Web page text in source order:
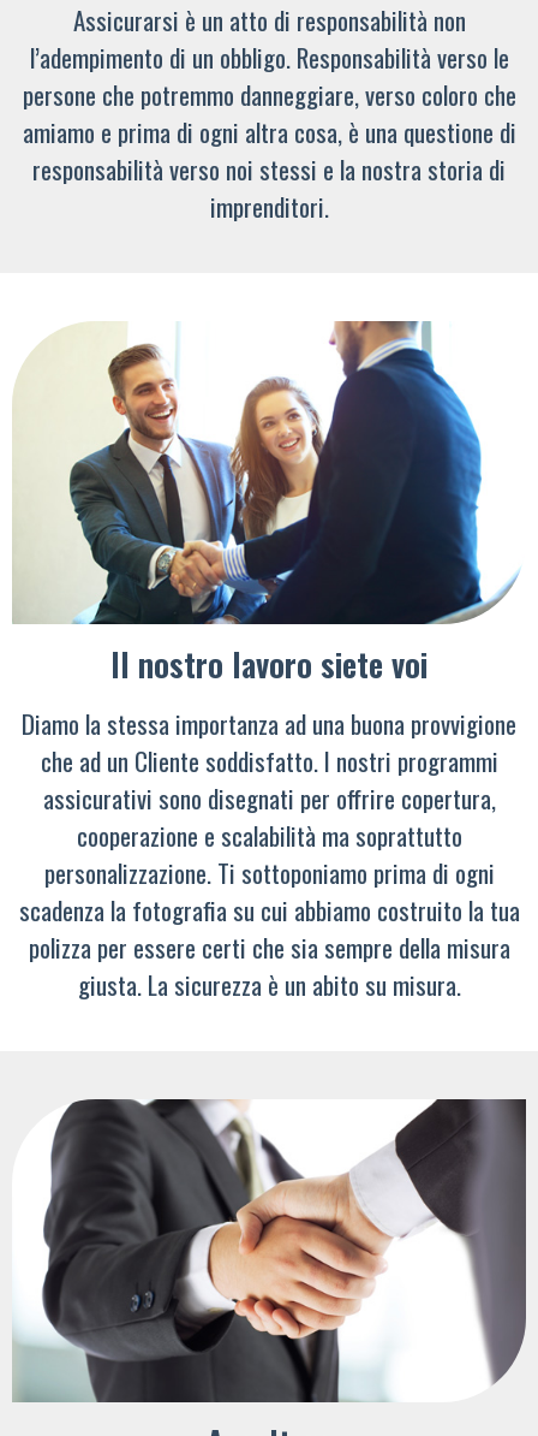
Assicurarsi è un atto di responsabilità non
l’adempimento di un obbligo. Responsabilità verso le
persone che potremmo danneggiare, verso coloro che
amiamo e prima di ogni altra cosa, è una questione di
responsabilità verso noi stessi e la nostra storia di
imprenditori.
Il nostro lavoro siete voi
Diamo la stessa importanza ad una buona provvigione
che ad un Cliente soddisfatto. I nostri programmi
assicurativi sono disegnati per offrire copertura,
cooperazione e scalabilità ma soprattutto
personalizzazione. Ti sottoponiamo prima di ogni
scadenza la fotografia su cui abbiamo costruito la tua
polizza per essere certi che sia sempre della misura
giusta. La sicurezza è un abito su misura.